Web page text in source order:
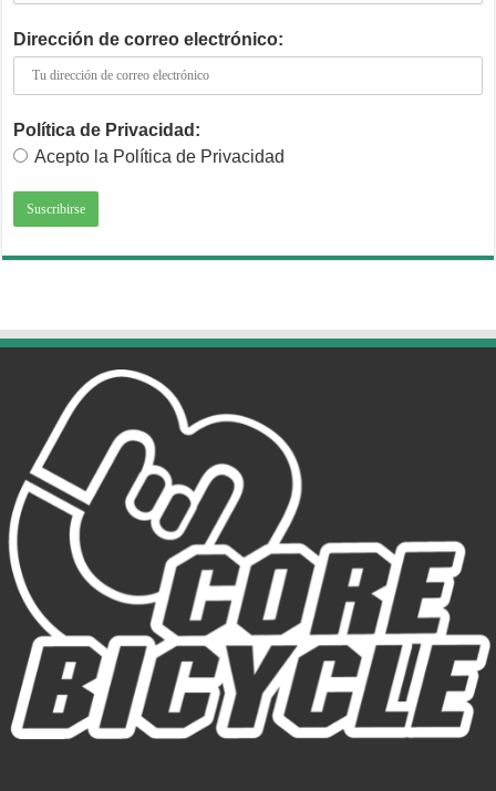
Dirección de correo electrónico:
Política de Privacidad:
Acepto la Política de Privacidad